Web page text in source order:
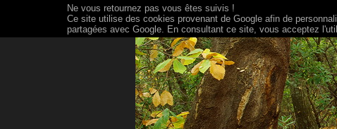
Ne vous retournez pas vous êtes suivis !
Ce site utilise des cookies provenant de Google afin de
partagées avec Google. En consultant ce site, vous acceptez